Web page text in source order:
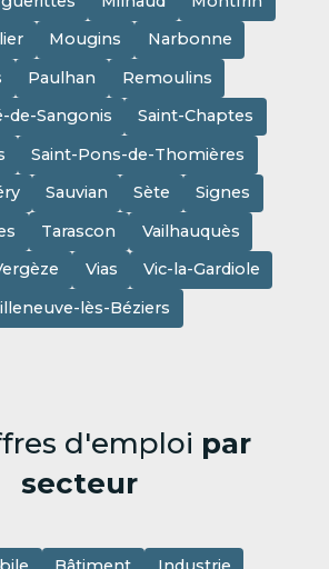
Mougins
Narbonne
Paulhan
Remoulins
de-Sangonis
Saint-Chaptes
Saint-Pons-de-Thomières
Sauvian Sète
Signes
Tarascon
Vailhauquès
Vias
Vic-la-Gardiole
lès-Béziers
d'emploi par
secteur